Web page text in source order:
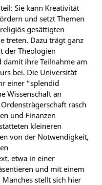
Sie kann Kreativität
und setzt Themen
gesättigten
treten. Dazu trägt ganz
der Theologien
damit ihre Teilnahme am
bei. Die Universität
einer “splendid
Wissenschaft an
rasch
und Finanzen
kleineren
von der Notwendigkeit,
etwa in einer
und mit einem
stellt sich hier